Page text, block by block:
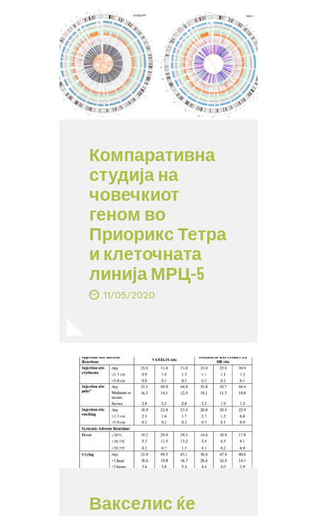
Компаративна
студија на
човечкиот
геном во
Приорикс Тетра
и клеточната
линија МРЦ-5
11/05/2020
Вакселис ќе